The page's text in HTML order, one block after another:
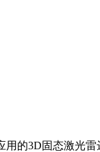
的3D固态激光雷